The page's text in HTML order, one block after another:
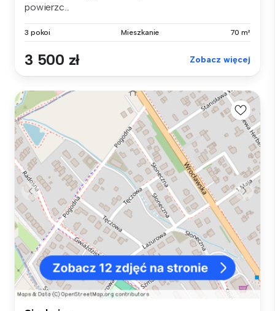
powierzc...
3 pokoi Mieszkanie 70 m²
3 500 zł Zobacz więcej